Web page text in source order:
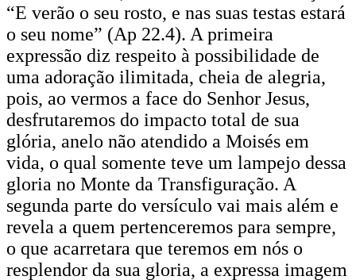
“E verão o seu rosto, e nas suas testas estará
o seu nome” (Ap 22.4). A primeira
expressão diz respeito à possibilidade de
uma adoração ilimitada, cheia de alegria,
pois, ao vermos a face do Senhor Jesus,
desfrutaremos do impacto total de sua
glória, anelo não atendido a Moisés em
vida, o qual somente teve um lampejo dessa
gloria no Monte da Transfiguração. A
segunda parte do versículo vai mais além e
revela a quem pertenceremos para sempre,
o que acarretara que teremos em nós o
resplendor da sua gloria, a expressa imagem